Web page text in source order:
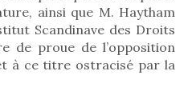
ainsi que M. Haytham
Scandinave des Droits
de proue de l’opposition
à ce titre ostracisé par la